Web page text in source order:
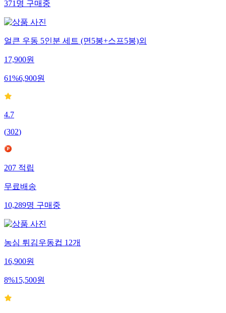
371명구매중
얼큰 우동 5인분 세트 (면5봉+스프5봉)외
17,900원
61%6,900원
4.7
(302)
207적립
무료배송
10,289명구매중
농심 튀김우동컵 12개
16,900원
8%15,500원